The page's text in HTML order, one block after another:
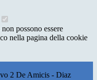
possono essere
nella pagina della cookie
2 De Amicis - Diaz